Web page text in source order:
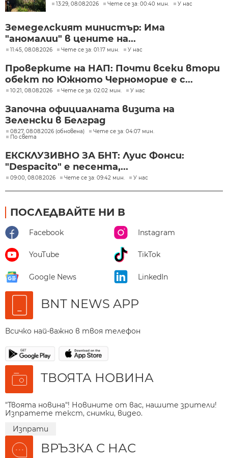
13:29, 08.08.2026 Чете се за: 00:40 мин. У нас
Земеделският министър: Има
"аномалии" в цените на...
11:45, 08.08.2026 Чете се за: 01:17 мин. У нас
Проверките на НАП: Почти всеки втори
обект по Южното Черноморие е с...
10:21, 08.08.2026 Чете се за: 02:02 мин. У нас
Започна официалната визита на
Зеленски в Белград
08:27, 08.08.2026 (обновена)
Чете се за: 04:07 мин.
По света
ЕКСКЛУЗИВНО ЗА БНТ: Луис Фонси:
"Despacito" е песента,...
09:00, 08.08.2026 Чете се за: 09:42 мин. У нас
ПОСЛЕДВАЙТЕ НИ В
Facebook Instagram
YouTube TikTok
Google News LinkedIn
BNT NEWS APP
Всичко най-важно в твоя телефон
ТВОЯТА НОВИНА
"Твоята новина"! Новините от вас, нашите зрители!
Изпратете текст, снимки, видео.
Изпрати
ВРЪЗКА С НАС